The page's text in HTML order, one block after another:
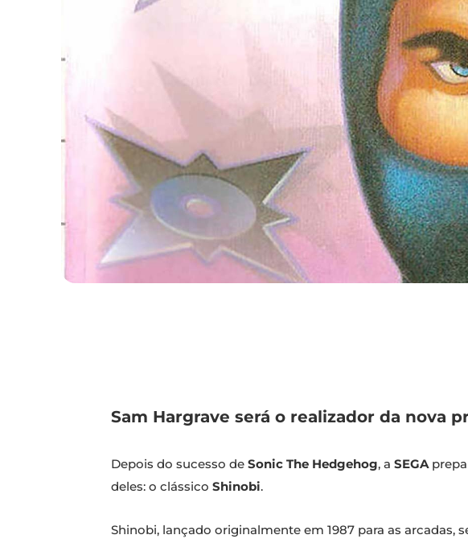
Sam Hargrave será o realizador da nova
Depois do sucesso de Sonic The Hedgehog, a SEGA
deles: o clássico Shinobi.
Shinobi, lançado originalmente em 1987 para as arcadas,